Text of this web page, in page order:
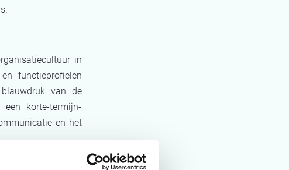
in
functieprofielen
van de
korte-termijn-
en het